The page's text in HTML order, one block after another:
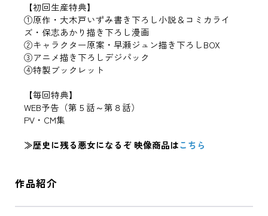
【初回生産特典】
①原作・大木戸いずみ書き下ろし小説＆コミカライ
ズ・保志あかり描き下ろし漫画
②キャラクター原案・早瀬ジュン描き下ろしBOX
③アニメ描き下ろしデジパック
④特製ブックレット
【毎回特典】
WEB予告（第５話～第８話）
PV・CM集
≫歴史に残る悪女になるぞ 映像商品はこちら
作品紹介